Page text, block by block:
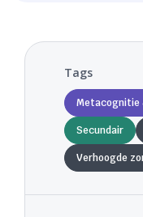
Tags
Metacognitie
Secundair
Verhoogde